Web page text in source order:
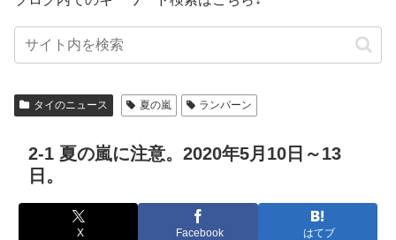
タイのニュース 夏の嵐 ランパーン
2-1 夏の嵐に注意。2020年5月10日～13
日。
X Facebook はてブ